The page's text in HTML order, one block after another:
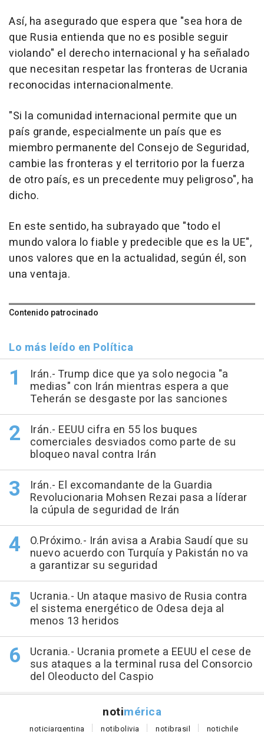
Así, ha asegurado que espera que "sea hora de
que Rusia entienda que no es posible seguir
violando" el derecho internacional y ha señalado
que necesitan respetar las fronteras de Ucrania
reconocidas internacionalmente.
"Si la comunidad internacional permite que un
país grande, especialmente un país que es
miembro permanente del Consejo de Seguridad,
cambie las fronteras y el territorio por la fuerza
de otro país, es un precedente muy peligroso", ha
dicho.
En este sentido, ha subrayado que "todo el
mundo valora lo fiable y predecible que es la UE",
unos valores que en la actualidad, según él, son
una ventaja.
Contenido patrocinado
Lo más leído en Política
Irán.- Trump dice que ya solo negocia "a
medias" con Irán mientras espera a que
Teherán se desgaste por las sanciones
Irán.- EEUU cifra en 55 los buques
comerciales desviados como parte de su
bloqueo naval contra Irán
Irán.- El excomandante de la Guardia
Revolucionaria Mohsen Rezai pasa a líderar
la cúpula de seguridad de Irán
O.Próximo.- Irán avisa a Arabia Saudí que su
nuevo acuerdo con Turquía y Pakistán no va
a garantizar su seguridad
Ucrania.- Un ataque masivo de Rusia contra
el sistema energético de Odesa deja al
menos 13 heridos
Ucrania.- Ucrania promete a EEUU el cese de
sus ataques a la terminal rusa del Consorcio
del Oleoducto del Caspio
notimérica
noticiargentina notibolivia notibrasil notichile